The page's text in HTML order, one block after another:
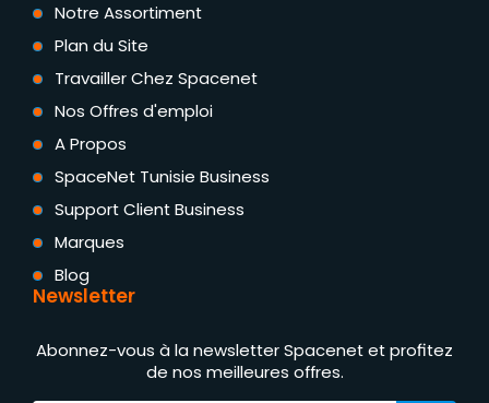
Notre Assortiment
Plan du Site
Travailler Chez Spacenet
Nos Offres d'emploi
A Propos
SpaceNet Tunisie Business
Support Client Business
Marques
Blog
Newsletter
Abonnez-vous à la newsletter Spacenet et profitez
de nos meilleures offres.